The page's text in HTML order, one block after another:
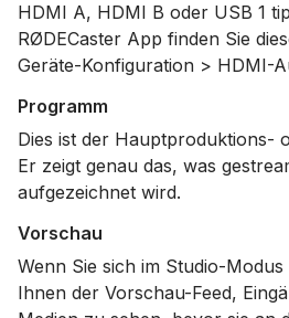
HDMI A, HDMI B oder USB 1
RØDECaster App finden Sie
Geräte-Konfiguration > HDMI-
Programm
Dies ist der Hauptproduktions-
Er zeigt genau das, was
aufgezeichnet wird.
Vorschau
Wenn Sie sich im Studio-
Ihnen der Vorschau-Feed,